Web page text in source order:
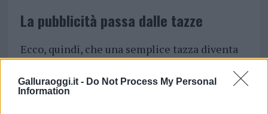
Galluraoggi.it - Do Not Process My Personal
Information
La pubblicità passa dalle tazze
Ecco, quindi, che una semplice tazza diventa
un veicolo pubblicitario di successo. Gli
imprenditori potrebbero prendere in
considerazione l’ipotesi di regalarle in